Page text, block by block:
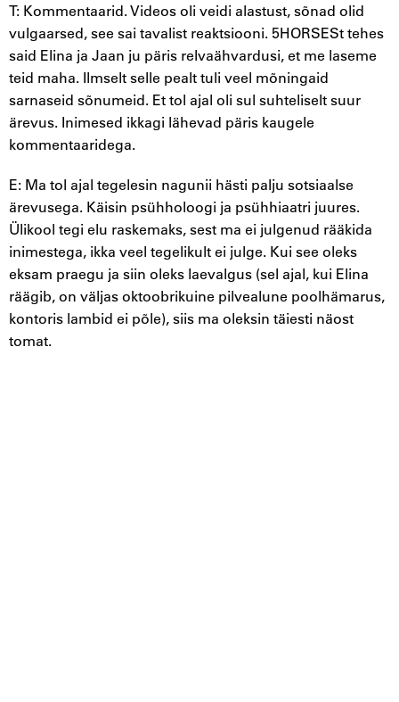
T: Kommentaarid. Videos oli veidi alastust, sõnad olid
vulgaarsed, see sai tavalist reaktsiooni. 5HORSESt tehes
said Elina ja Jaan ju päris relvaähvardusi, et me laseme
teid maha. Ilmselt selle pealt tuli veel mõningaid
sarnaseid sõnumeid. Et tol ajal oli sul suhteliselt suur
ärevus. Inimesed ikkagi lähevad päris kaugele
kommentaaridega.
E: Ma tol ajal tegelesin nagunii hästi palju sotsiaalse
ärevusega. Käisin psühholoogi ja psühhiaatri juures.
Ülikool tegi elu raskemaks, sest ma ei julgenud rääkida
inimestega, ikka veel tegelikult ei julge. Kui see oleks
eksam praegu ja siin oleks laevalgus (sel ajal, kui Elina
räägib, on väljas oktoobrikuine pilvealune poolhämarus,
kontoris lambid ei põle), siis ma oleksin täiesti näost
tomat.